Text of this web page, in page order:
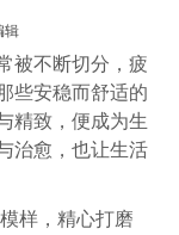
辑
不断切分，疲
些安稳而舒适的
精致，便成为生
治愈，也让生活
样，精心打磨